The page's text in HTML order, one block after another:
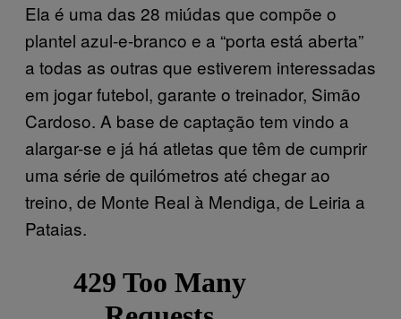
Ela é uma das 28 miúdas que compõe o
plantel azul-e-branco e a “porta está aberta”
a todas as outras que estiverem interessadas
em jogar futebol, garante o treinador, Simão
Cardoso. A base de captação tem vindo a
alargar-se e já há atletas que têm de cumprir
uma série de quilómetros até chegar ao
treino, de Monte Real à Mendiga, de Leiria a
Pataias.